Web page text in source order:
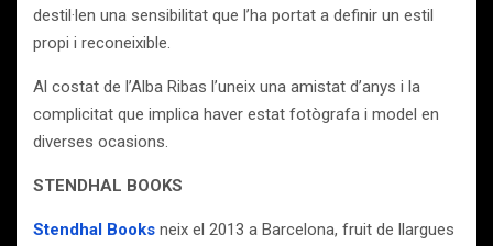
destil·len una sensibilitat que l’ha portat a definir un estil
propi i reconeixible.
Al costat de l’Alba Ribas l’uneix una amistat d’anys i la
complicitat que implica haver estat fotògrafa i model en
diverses ocasions.
STENDHAL BOOKS
Stendhal Books neix el 2013 a Barcelona, fruit de llargues